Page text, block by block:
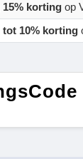
15% korting op
tot 10% korting